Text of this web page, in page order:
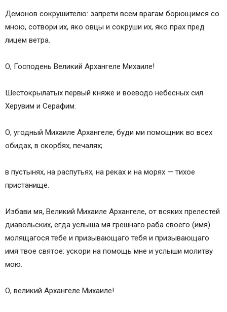
Молитва за усопших родственников и близких
людей: бабушку, дедушку, сестру, брата, дядю,
тетю, друга или подругу
Молитва в Дмитриевскую (родительскую)
Молитва в день рождения усопшего
Ежедневная молитва за живых и усопших
усопших
Молитва «Отче наш»
Молитва за внезапно усопшего
Молитва за единоумершего до 40 дней
Молитва за новопреставленного усопшего
Молитвы об усопшем супруге
Молитва вдовы об усопшем муже
Молитва об усопшей жене
Молитва об усопшем отце
Демонов сокрушителю: запрети всем врагам борющимся со
мною, сотвори их, яко овцы и сокруши их, яко прах пред
лицем ветра.
О, Господень Великий Архангеле Михаиле!
Шестокрылатых первый княже и воеводо небесных сил
Херувим и Серафим.
О, угодный Михаиле Архангеле, буди ми помощник во всех
обидах, в скорбях, печалях;
в пустынях, на распутьях, на реках и на морях — тихое
пристанище.
Избави мя, Великий Михаиле Архангеле, от всяких прелестей
диавольских, егда услыша мя грешнаго раба своего (имя)
молящагося тебе и призывающаго тебя и призывающаго
имя твое святое: ускори на помощь мне и услыши молитву
мою.
О, великий Архангеле Михаиле!